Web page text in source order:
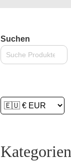
Suchen
Kategorien